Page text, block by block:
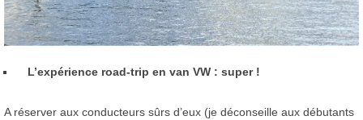
L’expérience road-trip en van VW : super !
A réserver aux conducteurs sûrs d’eux (je déconseille aux débutants